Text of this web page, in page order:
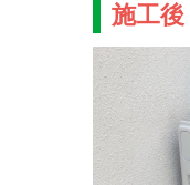
施工後